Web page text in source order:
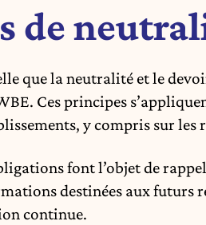
de
que la neutralité et le
Ces principes
y compris sur les
font l’objet de
destinées aux futurs
continue.